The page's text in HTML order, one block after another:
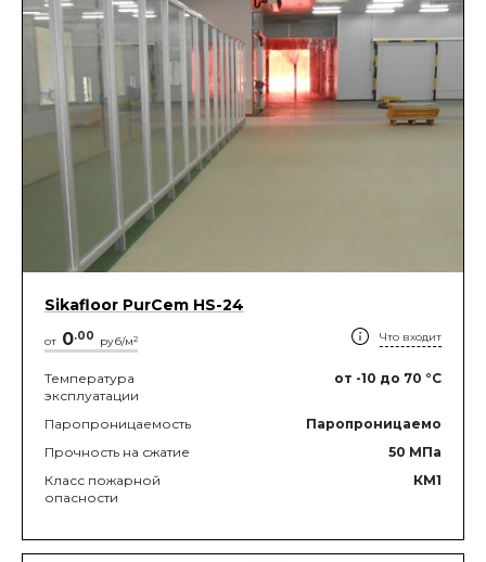
Sikafloor PurCem HS-24
от 0.00 руб/м2 Что входит
Температура
эксплуатации
от -10 до 70 °C
Паропроницаемость
Паропроницаемо
Прочность на сжатие
50 МПа
Класс пожарной
опасности
КМ1